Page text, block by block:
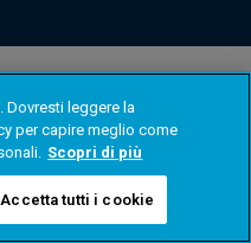
Dovresti leggere la
per capire meglio come
Scopri di più
Accetta tutti i cookie